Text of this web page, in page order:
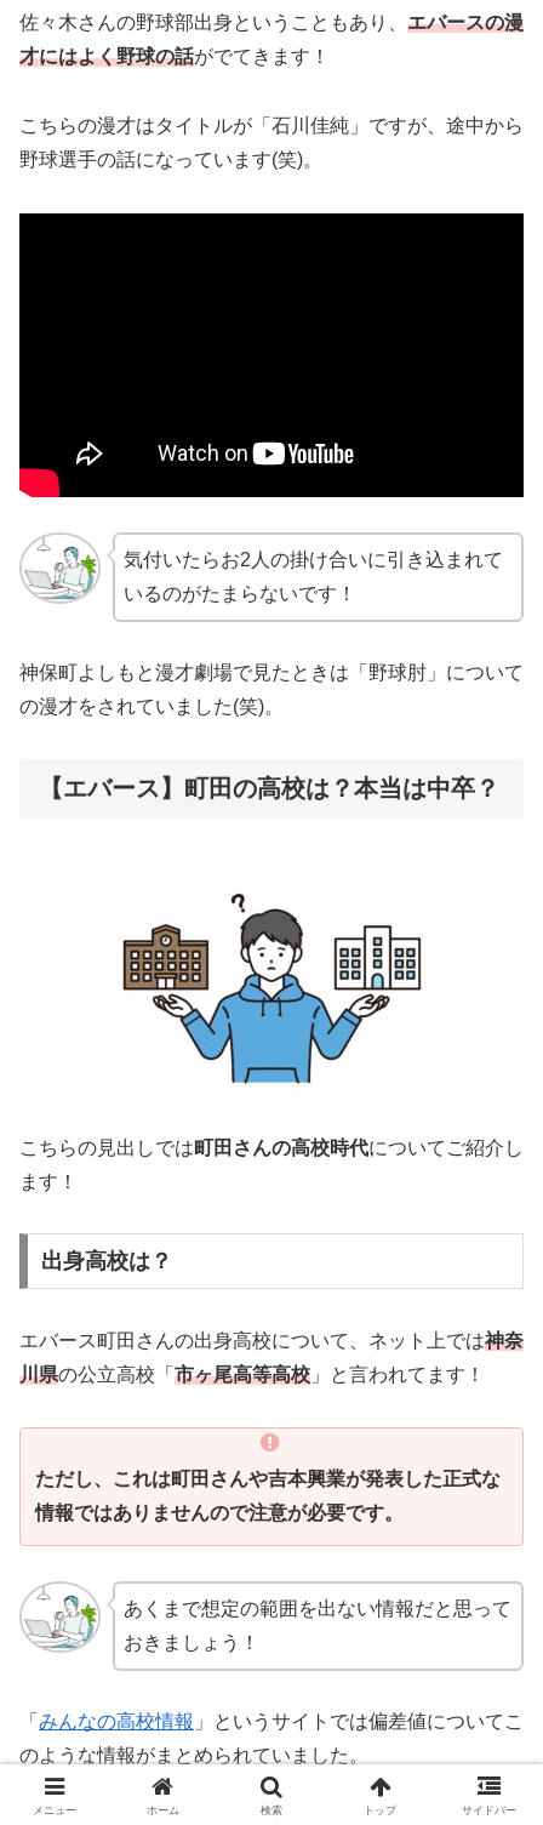
佐々木さんの野球部出身ということもあり、 エバースの漫
才にはよく野球の話がでてきます！
こちらの漫才はタイトルが「石川佳純」ですが、途中から
野球選手の話になっています(笑)。
気付いたらお2人の掛け合いに引き込まれて
いるのがたまらないです！
神保町よしもと漫才劇場で見たときは「野球肘」について
の漫才をされていました(笑)。
【エバース】町田の高校は？本当は中卒？
こちらの見出しでは町田さんの高校時代についてご紹介し
ます！
出身高校は？
エバース町田さんの出身高校について、ネット上では神奈
川県の公立高校「 市ヶ尾高等高校 」と言われてます！
ただし、これは町田さんや吉本興業が発表した正式な
情報ではありませんので注意が必要です。
あくまで想定の範囲を出ない情報だと思って
おきましょう！
「 みんなの高校情報 」というサイトでは偏差値についてこ
のような情報がまとめられていました。
メニュー ホーム 検索 トップ サイドバー